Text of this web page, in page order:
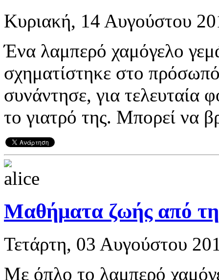
Κυριακή, 14 Αυγούστου
Ένα λαμπερό χαμόγελο
σχηματίστηκε στο
συνάντησε, για τελευταία
το γιατρό της. Μπορεί να
Μαθήματα ζωής από τη
Τετάρτη, 03 Αυγούστου
Με όπλο το λαμπερό